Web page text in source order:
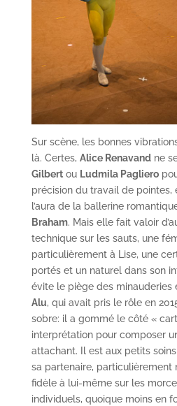
Sur scène, les bonnes
là. Certes, Alice Renavandne
Gilbertou Ludmila Pagliero
précision du travail de
l’aura de la ballerine
Braham. Mais elle fait valoir
technique sur les sauts, une
particulièrement à Lise, une
portés et un naturel dans son
évite le piège des minauderies
Alu, qui avait pris le rôle en
sobre: il a gommé le côté «
interprétation pour composer
attachant. Il est aux petits
sa partenaire, particulièrement
fidèle à lui-même sur les
individuels, quoique moins en